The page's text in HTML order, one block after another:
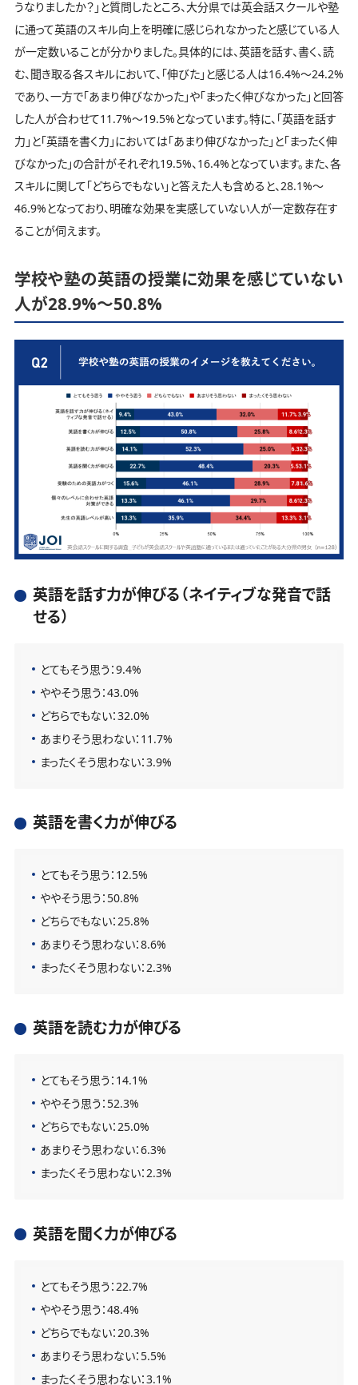
うなりましたか？」と質問したところ、大分県では英会話スクールや塾
に通って英語のスキル向上を明確に感じられなかったと感じている人
が一定数いることが分かりました。具体的には、英語を話す、書く、読
む、聞き取る各スキルにおいて、「伸びた」と感じる人は16.4%～24.2%
であり、一方で「あまり伸びなかった」や「まったく伸びなかった」と回答
した人が合わせて11.7%～19.5%となっています。特に、「英語を話す
力」と「英語を書く力」においては「あまり伸びなかった」と「まったく伸
びなかった」の合計がそれぞれ19.5%、16.4%となっています。また、各
スキルに関して「どちらでもない」と答えた人も含めると、28.1%～
46.9%となっており、明確な効果を実感していない人が一定数存在す
ることが伺えます。
学校や塾の英語の授業に効果を感じていない
人が28.9%～50.8%
英語を話す力が伸びる（ネイティブな発音で話
せる）
とてもそう思う：9.4%
ややそう思う：43.0%
どちらでもない：32.0%
あまりそう思わない：11.7%
まったくそう思わない：3.9%
英語を書く力が伸びる
とてもそう思う：12.5%
ややそう思う：50.8%
どちらでもない：25.8%
あまりそう思わない：8.6%
まったくそう思わない：2.3%
英語を読む力が伸びる
とてもそう思う：14.1%
ややそう思う：52.3%
どちらでもない：25.0%
あまりそう思わない：6.3%
まったくそう思わない：2.3%
英語を聞く力が伸びる
とてもそう思う：22.7%
ややそう思う：48.4%
どちらでもない：20.3%
あまりそう思わない：5.5%
まったくそう思わない：3.1%